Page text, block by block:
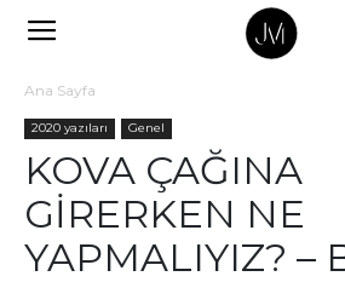
Ana Sayfa
2020 yazıları Genel
KOVA ÇAĞINA
GİRERKEN NE
YAPMALIYIZ? –